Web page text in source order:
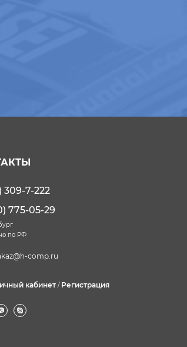
309-7-222
775-05-29
по РФ
comp.ru
кабинет / Регистрация